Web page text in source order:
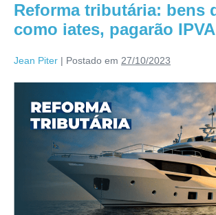
Reforma tributária: bens
como iates, pagarão IPVA
Jean Piter | Postado em 27/10/2023